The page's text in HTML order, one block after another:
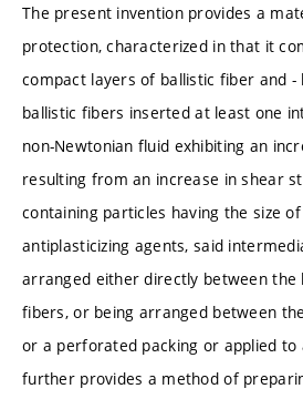
The present invention provides a
protection, characterized in that it
compact layers of ballistic fiber and
ballistic fibers inserted at least one
non-Newtonian fluid exhibiting an
resulting from an increase in shear
containing particles having the size
antiplasticizing agents, said
arranged either directly between the
fibers, or being arranged between
or a perforated packing or applied to
further provides a method of